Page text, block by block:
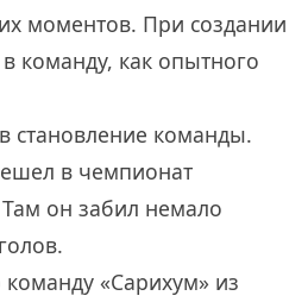
моментов. При создании
команду, как опытного
становление команды.
в чемпионат
он забил немало
«Сарихум» из